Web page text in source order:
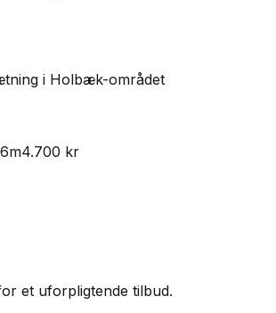
i Holbæk-området
4.700 kr
et uforpligtende tilbud.